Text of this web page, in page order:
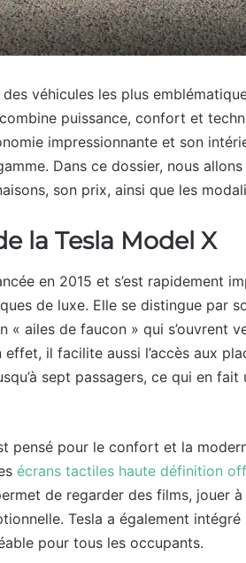
des véhicules les plus
puissance, confort et
impressionnante et son
Dans ce dossier, nous
son prix, ainsi que les
la Tesla Model X
en 2015 et s’est rapidement
de luxe. Elle se distingue par
« ailes de faucon » qui s’ouvrent
effet, il facilite aussi l’accès aux
sept passagers, ce qui en
pensé pour le confort et la
écrans tactiles haute définition
de regarder des films, jouer
Tesla a également
pour tous les occupants.